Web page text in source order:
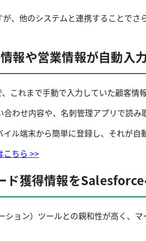
、他のシステムと連携することで
報や営業情報が自動入
これまで手動で入力していた顧客情
わせ内容や、名刺管理アプリで読
ル端末から簡単に登録し、それが自
こちら >>
ド獲得情報を
ョン）ツールとの親和性が高く、